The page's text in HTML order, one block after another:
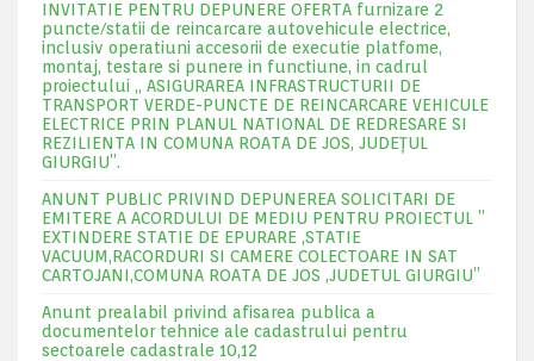
INVITATIE PENTRU DEPUNERE OFERTA furnizare 2
puncte/statii de reincarcare autovehicule electrice,
inclusiv operatiuni accesorii de executie platfome,
montaj, testare si punere in functiune, in cadrul
proiectului „ ASIGURAREA INFRASTRUCTURII DE
TRANSPORT VERDE-PUNCTE DE REINCARCARE VEHICULE
ELECTRICE PRIN PLANUL NATIONAL DE REDRESARE SI
REZILIENTA IN COMUNA ROATA DE JOS, JUDEŢUL
GIURGIU”.
ANUNT PUBLIC PRIVIND DEPUNEREA SOLICITARI DE
EMITERE A ACORDULUI DE MEDIU PENTRU PROIECTUL ”
EXTINDERE STATIE DE EPURARE ,STATIE
VACUUM,RACORDURI SI CAMERE COLECTOARE IN SAT
CARTOJANI,COMUNA ROATA DE JOS ,JUDETUL GIURGIU”
Anunt prealabil privind afisarea publica a
documentelor tehnice ale cadastrului pentru
sectoarele cadastrale 10,12